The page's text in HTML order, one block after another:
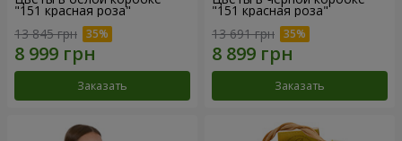
"151 красная роза"
13 845 грн
Заказать
"151 красная роза"
13 691 грн
Заказать